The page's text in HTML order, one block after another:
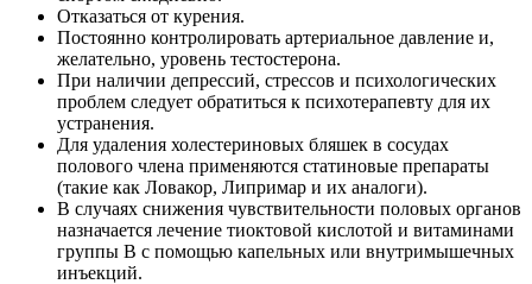
Отказаться от курения.
Постоянно контролировать артериальное давление и,
желательно, уровень тестостерона.
При наличии депрессий, стрессов и психологических
проблем следует обратиться к психотерапевту для их
устранения.
Для удаления холестериновых бляшек в сосудах
полового члена применяются статиновые препараты
(такие как Ловакор, Липримар и их аналоги).
В случаях снижения чувствительности половых органов
назначается лечение тиоктовой кислотой и витаминами
группы В с помощью капельных или внутримышечных
инъекций.